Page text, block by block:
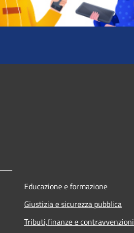
Educazione e formazione
Giustizia e sicurezza pubblica
Tributi,finanze e contravvenzioni